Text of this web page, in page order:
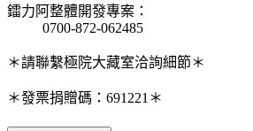
鐳力阿整體開發專案 ：
0700-872-062485
＊請聯繫極院大藏室洽詢細節＊
＊發票捐贈碼：691221＊